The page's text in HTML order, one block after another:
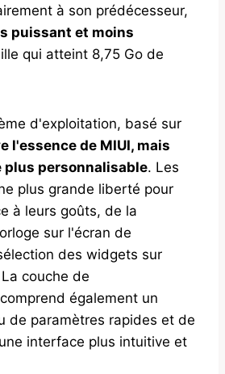
à son prédécesseur,
puissant et moins
qui atteint 8,75 Go de
d'exploitation, basé sur
l'essence de MIUI, mais
plus personnalisable. Les
plus grande liberté pour
à leurs goûts, de la
sur l'écran de
des widgets sur
couche de
également un
de paramètres rapides et de
interface plus intuitive et